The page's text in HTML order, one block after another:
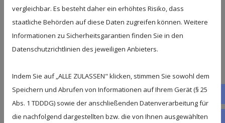
Bei der Spehr Umzüge GmbH erhalten Sie auf
Wunsch einen umfassenden Rundum-Service.
Neben dem klassischen Privatumzug Transport
übernehmen wir viele weitere Leistungen für Sie:
Ein- und Auspackservice
Keine Zeit oder Lust, Kisten zu packen? Unser
Team übernimmt das für Sie – mit System,
vergleichbar. Es besteht daher ein erhöhtes Risiko, dass
staatliche Behörden auf diese Daten zugreifen können. Weitere
Informationen zu Sicherheitsgarantien finden Sie in den
Datenschutzrichtlinien des jeweiligen Anbieters.
Indem Sie auf „ALLE ZULASSEN" klicken, stimmen Sie sowohl dem
Speichern und Abrufen von Informationen auf Ihrem Gerät (§ 25
Abs. 1 TDDDG) sowie der anschließenden Datenverarbeitung für
die nachfolgend dargestellten bzw. die von Ihnen ausgewählten